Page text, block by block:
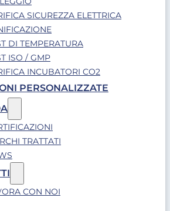
SICUREZZA ELETTRICA
DI TEMPERATURA
ISO / GMP
INCUBATORI CO2
PERSONALIZZATE
TRATTATI
CON NOI